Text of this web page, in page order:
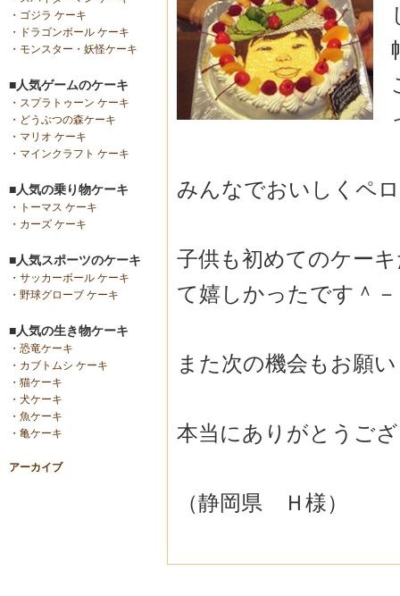
・ ゴジラ ケーキ
・
ドラゴンボール ケーキ
・ モンスター・妖怪ケーキ
■人気ゲームのケーキ
・ スプラトゥーン ケーキ
・ どうぶつの森ケーキ
・ マリオ ケーキ
・ マインクラフト ケーキ
■人気の乗り物ケーキ
・
トーマス ケーキ
・ カーズ ケーキ
■人気スポーツのケーキ
・ サッカーボール ケーキ
・ 野球グローブ ケーキ
■人気の生き物ケーキ
・ 恐竜ケーキ
・ カブトムシ ケーキ
・ 猫ケーキ
・ 犬ケーキ
・ 魚ケーキ
・ 亀ケーキ
アーカイブ
みんなでおいしくペ
子供も初めてのケー
て嬉しかったです＾
また次の機会もお願
本当にありがとうご
（静岡県 Ｈ様）